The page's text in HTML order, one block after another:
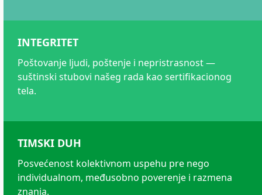
INTEGRITET
Poštovanje ljudi, poštenje i nepristrasnost —
suštinski stubovi našeg rada kao sertifikacionog
tela.
TIMSKI DUH
Posvećenost kolektivnom uspehu pre nego
individualnom, međusobno poverenje i razmena
znanja.